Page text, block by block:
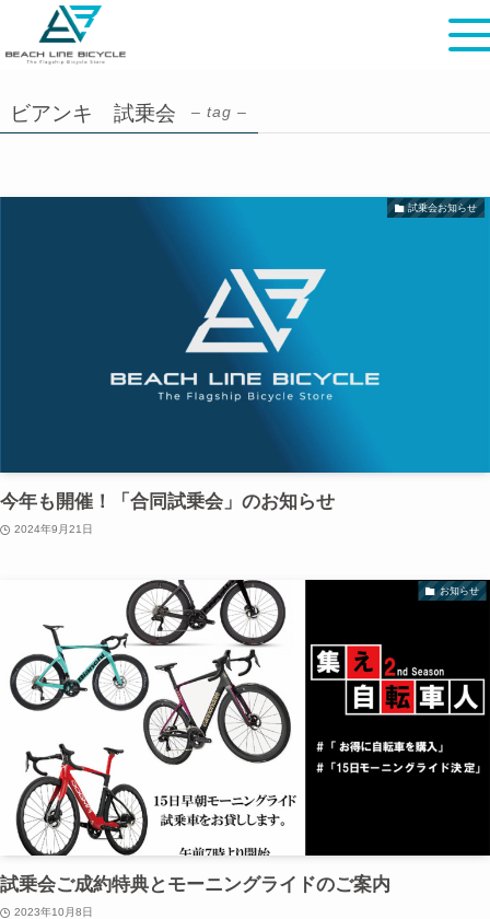
ビアンキ 試乗会 – tag –
試乗会お知らせ
今年も開催！「合同試乗会」のお知らせ
2024年9月21日
お知らせ
試乗会ご成約特典とモーニングライドのご案内
2023年10月8日